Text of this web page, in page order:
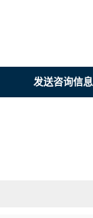
发送咨询信息